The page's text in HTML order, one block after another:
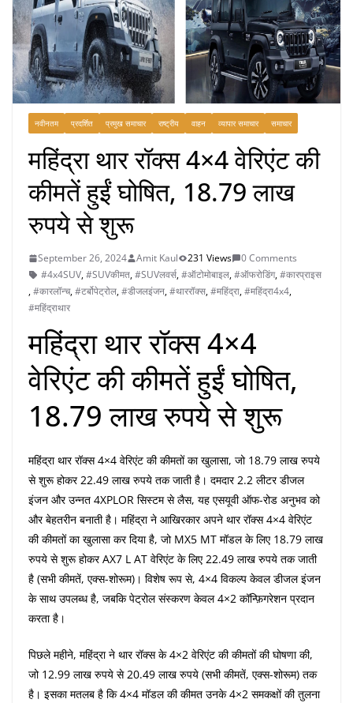
नवीनतम प्रदर्शित प्रमुख समाचार राष्ट्रीय वाहन व्यापार समाचार समाचार
महिंद्रा थार रॉक्स 4×4 वेरिएंट की
कीमतें हुईं घोषित, 18.79 लाख
रुपये से शुरू
September 26, 2024 Amit Kaul 231 Views
0 Comments
#4x4SUV,#SUVकीमत,#SUVलवर्स,#ऑटोमोबाइल,#ऑफरोडिंग,#कारप्राइस
,#कारलॉन्च,#टर्बोपेट्रोल,#डीजलइंजन,#थाररॉक्स,#महिंद्रा,#महिंद्रा4x4,
#महिंद्राथार
महिंद्रा थार रॉक्स 4×4
वेरिएंट की कीमतें हुईं घोषित,
18.79 लाख रुपये से शुरू
महिंद्रा थार रॉक्स 4×4 वेरिएंट की कीमतों का खुलासा, जो 18.79 लाख रुपये
से शुरू होकर 22.49 लाख रुपये तक जाती है। दमदार 2.2 लीटर डीजल
इंजन और उन्नत 4XPLOR सिस्टम से लैस, यह एसयूवी ऑफ-रोड अनुभव को
और बेहतरीन बनाती है। महिंद्रा ने आखिरकार अपने थार रॉक्स 4×4 वेरिएंट
की कीमतों का खुलासा कर दिया है, जो MX5 MT मॉडल के लिए 18.79 लाख
रुपये से शुरू होकर AX7 L AT वेरिएंट के लिए 22.49 लाख रुपये तक जाती
है (सभी कीमतें, एक्स-शोरूम)। विशेष रूप से, 4×4 विकल्प केवल डीजल इंजन
के साथ उपलब्ध है, जबकि पेट्रोल संस्करण केवल 4×2 कॉन्फ़िगरेशन प्रदान
करता है।
पिछले महीने, महिंद्रा ने थार रॉक्स के 4×2 वेरिएंट की कीमतों की घोषणा की,
जो 12.99 लाख रुपये से 20.49 लाख रुपये (सभी कीमतें, एक्स-शोरूम) तक
है। इसका मतलब है कि 4×4 मॉडल की कीमत उनके 4×2 समकक्षों की तुलना